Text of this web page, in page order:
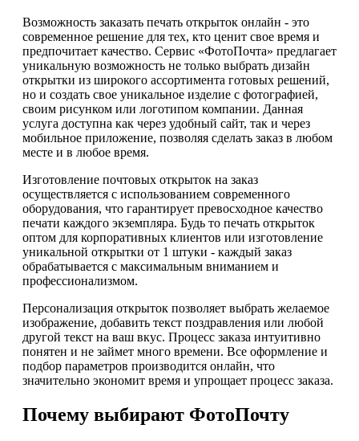
Возможность заказать печать открыток онлайн - это
современное решение для тех, кто ценит свое время и
предпочитает качество. Сервис «ФотоПочта» предлагает
уникальную возможность не только выбрать дизайн
открытки из широкого ассортимента готовых решений,
но и создать свое уникальное изделие с фотографией,
своим рисунком или логотипом компании. Данная
услуга доступна как через удобный сайт, так и через
мобильное приложение, позволяя сделать заказ в любом
месте и в любое время.
Изготовление почтовых открыток на заказ
осуществляется с использованием современного
оборудования, что гарантирует превосходное качество
печати каждого экземпляра. Будь то печать открыток
оптом для корпоративных клиентов или изготовление
уникальной открытки от 1 штуки - каждый заказ
обрабатывается с максимальным вниманием и
профессионализмом.
Персонализация открыток позволяет выбрать желаемое
изображение, добавить текст поздравления или любой
другой текст на ваш вкус. Процесс заказа интуитивно
понятен и не займет много времени. Все оформление и
подбор параметров производится онлайн, что
значительно экономит время и упрощает процесс заказа.
Почему выбирают ФотоПочту